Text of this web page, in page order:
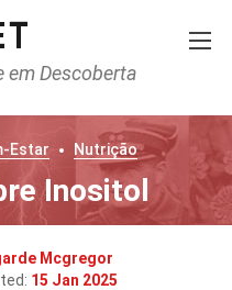
em Descoberta
Estar Nutrição
Inositol
Mcgregor
15 Jan 2025